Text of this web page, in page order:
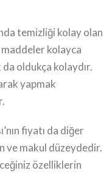
temizliği kolay olan
kolayca
oldukça kolaydır.
yapmak
fiyatı da diğer
ve makul düzeydedir.
özelliklerin